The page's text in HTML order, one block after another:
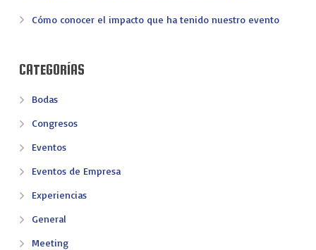
Cómo conocer el impacto que ha tenido nuestro evento
CATEGORÍAS
Bodas
Congresos
Eventos
Eventos de Empresa
Experiencias
General
Meeting